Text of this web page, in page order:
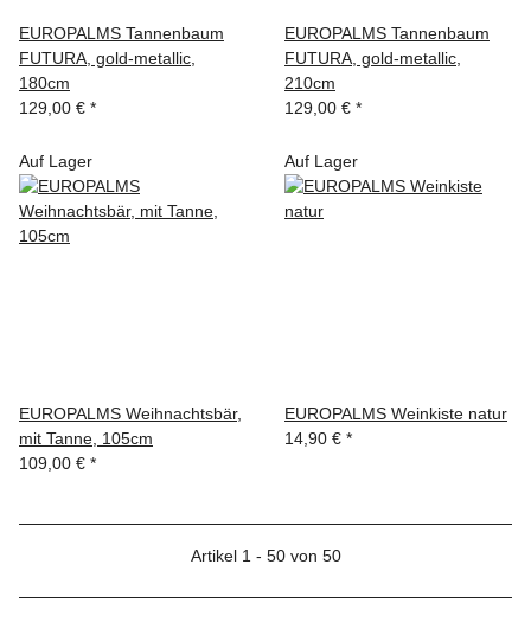
EUROPALMS Tannenbaum
FUTURA, gold-metallic,
180cm
129,00 € *
EUROPALMS Tannenbaum
FUTURA, gold-metallic,
210cm
129,00 € *
Auf Lager
EUROPALMS Weihnachtsbär,
mit Tanne, 105cm
109,00 € *
Auf Lager
EUROPALMS Weinkiste natur
14,90 € *
Artikel 1 - 50 von 50